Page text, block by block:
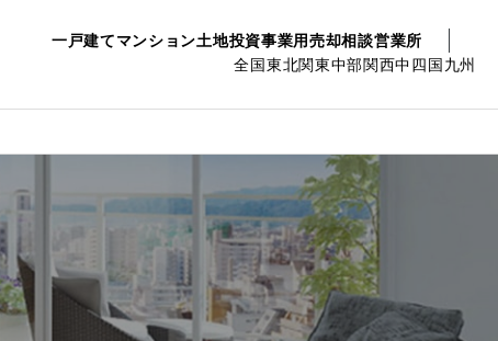
一戸建てマンション土地投資事業用売却相談営業所
全国東北関東中部関西中四国九州